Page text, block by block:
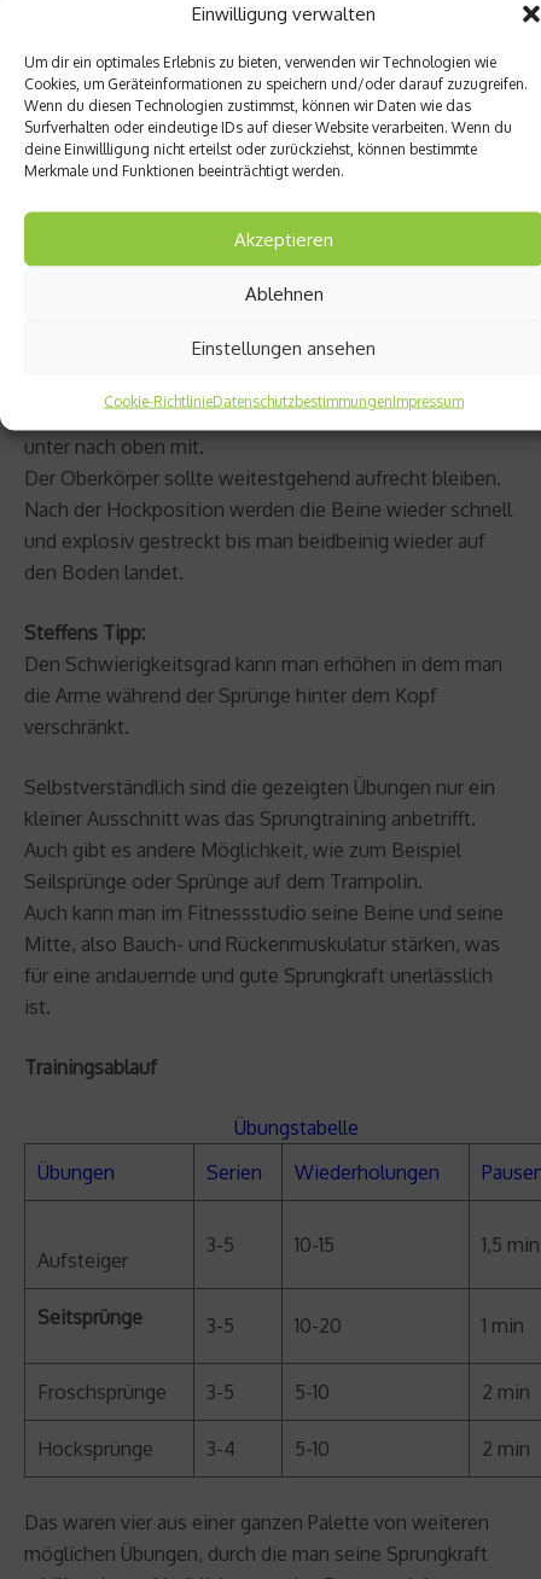
Einwilligung verwalten
Um dir ein optimales Erlebnis zu bieten, verwenden wir Technologien wie
Cookies, um Geräteinformationen zu speichern und/oder darauf zuzugreifen.
Wenn du diesen Technologien zustimmst, können wir Daten wie das
Surfverhalten oder eindeutige IDs auf dieser Website verarbeiten. Wenn du
deine Einwillligung nicht erteilst oder zurückziehst, können bestimmte
Merkmale und Funktionen beeinträchtigt werden.
Akzeptieren
Ablehnen
Einstellungen ansehen
Cookie-RichtlinieDatenschutzbestimmungenImpressum
Bei dieser Übung wird gezielt die Sprunghöhe trainiert
Bei den Hocksprüngen springt man aus dem Stand
den Oberkörper. Man nimmt die Arme im Schwung von
unter nach oben mit.
Der Oberkörper sollte weitestgehend aufrecht bleiben.
Nach der Hockposition werden die Beine wieder schnell
und explosiv gestreckt bis man beidbeinig wieder auf
den Boden landet.
Steffens Tipp:
Den Schwierigkeitsgrad kann man erhöhen in dem man
die Arme während der Sprünge hinter dem Kopf
verschränkt.
Selbstverständlich sind die gezeigten Übungen nur ein
kleiner Ausschnitt was das Sprungtraining anbetrifft.
Auch gibt es andere Möglichkeit, wie zum Beispiel
Seilsprünge oder Sprünge auf dem Trampolin.
Auch kann man im Fitnessstudio seine Beine und seine
Mitte, also Bauch- und Rückenmuskulatur stärken, was
für eine andauernde und gute Sprungkraft unerlässlich
ist.
Trainingsablauf
Übungstabelle
Übungen
Serien Wiederholungen
Aufsteiger
3-5 10-15 1,5 min
Seitsprünge 3-5 10-20 1 min
Froschsprünge 3-5 5-10 2 min
Hocksprünge 3-4 5-10 2 min
Das waren vier aus einer ganzen Palette von weiteren
möglichen Übungen, durch die man seine Sprungkraft